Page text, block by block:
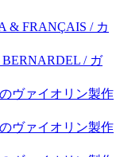
& FRANÇAIS / カ
/ ガ
ヴァイオリン製作
ヴァイオリン製作